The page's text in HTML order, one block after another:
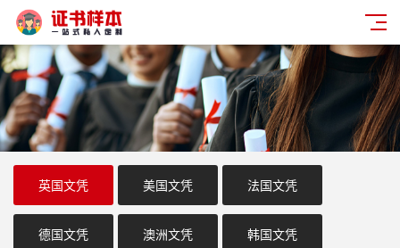
英国文凭 美国文凭 法国文凭
德国文凭 澳洲文凭 韩国文凭